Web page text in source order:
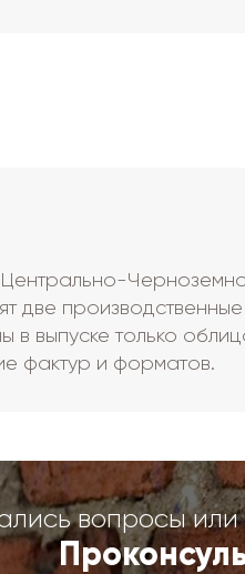
две
в выпуске только
фактур и форматов.
вопросы